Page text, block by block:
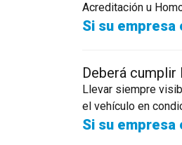
Acreditación u
Si su
Deberá
Llevar siempre
el vehículo en
Si su